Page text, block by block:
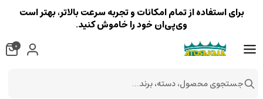
برای استفاده از تمام امکانات و تجربه سرعت بالاتر، بهتر است
وی‌پی‌ان خود را خاموش کنید.
0
جستجوی محصول، دسته، برند...